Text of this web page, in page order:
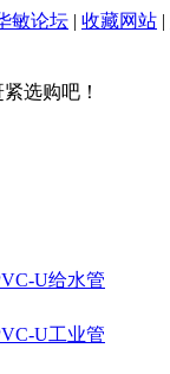
敏论坛 | 收藏网站 |
选购吧！
U给水管
U工业管